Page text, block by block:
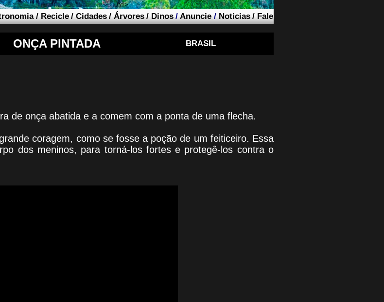
/td>
/Recicle /Cidades /Árvores/Dinos /Anuncie /Noticias /Fale
ONÇA PINTADA BRASIL
de onça abatida e a comem com a ponta de uma flecha.
coragem, como se fosse a poção de um feiticeiro. Essa
dos meninos, para torná-los fortes e protegê-los contra o